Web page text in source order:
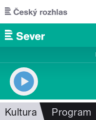
Přejít k hlavnímu obsahu
Kultura Program